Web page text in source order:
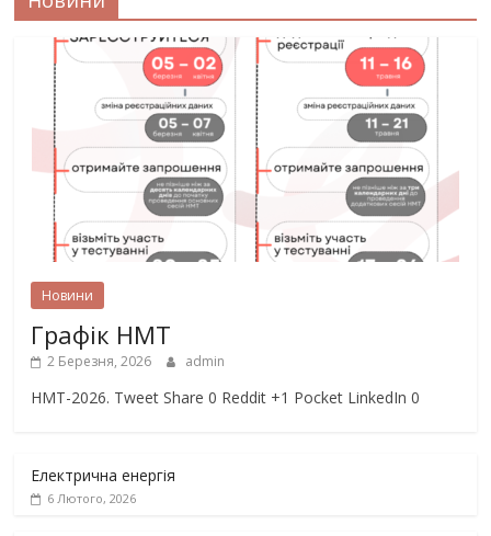
Новини
Графік НМТ
2 Березня, 2026 admin
НМТ-2026. Tweet Share 0 Reddit +1 Pocket LinkedIn 0
Електрична енергія
6 Лютого, 2026